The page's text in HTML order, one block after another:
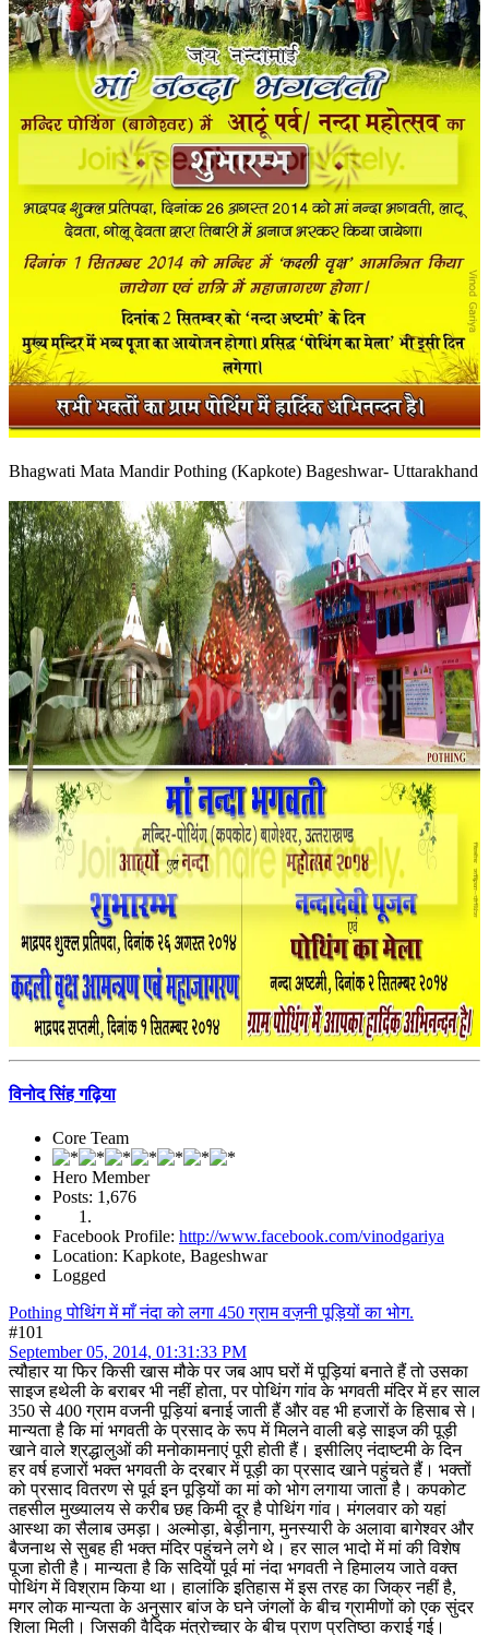
Bhagwati Mata Mandir Pothing (Kapkote) Bageshwar- Uttarakhand
विनोद सिंह गढ़िया
Core Team
Hero Member
Posts: 1,676
Facebook Profile: http://www.facebook.com/vinodgariya
Location: Kapkote, Bageshwar
Logged
Pothing पोथिंग में माँ नंदा को लगा 450 ग्राम वज़नी पूड़ियों का भोग.
#101
September 05, 2014, 01:31:33 PM
त्यौहार या फिर किसी खास मौके पर जब आप घरों में पूड़ियां बनाते हैं तो उसका
साइज हथेली के बराबर भी नहीं होता, पर पोथिंग गांव के भगवती मंदिर में हर साल
350 से 400 ग्राम वजनी पूड़ियां बनाई जाती हैं और वह भी हजारों के हिसाब से।
मान्यता है कि मां भगवती के प्रसाद के रूप में मिलने वाली बड़े साइज की पूड़ी
खाने वाले श्रद्धालुओं की मनोकामनाएं पूरी होती हैं। इसीलिए नंदाष्टमी के दिन
हर वर्ष हजारों भक्त भगवती के दरबार में पूड़ी का प्रसाद खाने पहुंचते हैं। भक्तों
को प्रसाद वितरण से पूर्व इन पूड़ियों का मां को भोग लगाया जाता है। कपकोट
तहसील मुख्यालय से करीब छह किमी दूर है पोथिंग गांव। मंगलवार को यहां
आस्था का सैलाब उमड़ा। अल्मोड़ा, बेड़ीनाग, मुनस्यारी के अलावा बागेश्वर और
बैजनाथ से सुबह ही भक्त मंदिर पहुंचने लगे थे। हर साल भादो में मां की विशेष
पूजा होती है। मान्यता है कि सदियों पूर्व मां नंदा भगवती ने हिमालय जाते वक्त
पोथिंग में विश्राम किया था। हालांकि इतिहास में इस तरह का जिक्र नहीं है,
मगर लोक मान्यता के अनुसार बांज के घने जंगलों के बीच ग्रामीणों को एक सुंदर
शिला मिली। जिसकी वैदिक मंत्रोच्चार के बीच प्राण प्रतिष्ठा कराई गई।